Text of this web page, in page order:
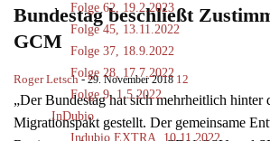
Folge 62, 19.2.2023
Folge 45, 13.11.2022
Folge 37, 18.9.2022
Folge 28, 17.7.2022
Folge 9, 1.5.2022
InDubio
Indubio EXTRA, 10.11.2022
Bundestag beschließt
GCM
Roger Letsch - 29. November 2018 12
„Der Bundestag hat sich mehrheitlich hinter
Migrationspakt gestellt. Der gemeinsame